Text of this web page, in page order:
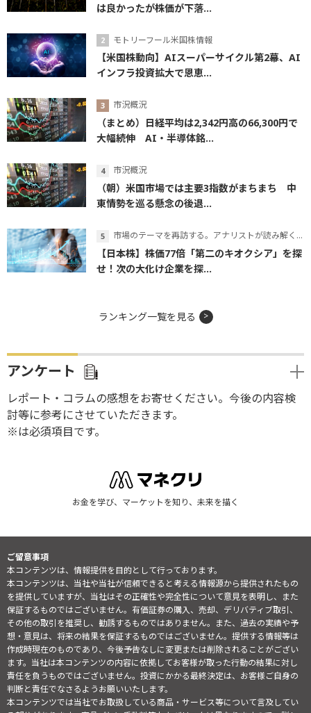
は良かったが株価が下落...
モトリーフール米国株情報
【米国株動向】AIスーパーサイクル第2幕、AI
インフラ投資拡大で恩恵...
市況概況
（まとめ）日経平均は2,342円高の66,300円で
大幅続伸 AI・半導体銘...
市況概況
（朝）米国市場では主要3指数がまちまち 中
東情勢を巡る懸念の後退...
市場のテーマを再訪する。アナリストが読み解くテーマの本質
【日本株】株価77倍「第二のキオクシア」を探
せ！次の大化け企業を探...
ランキング一覧を見る
アンケート
レポート・コラムの感想をお寄せください。今後の内容検
討等に参考にさせていただきます。
※は必須項目です。
お金を学び、マーケットを知り、未来を描く
ご留意事項
本コンテンツは、情報提供を目的として行っております。
本コンテンツは、当社や当社が信頼できると考える情報源から提供されたもの
を提供していますが、当社はその正確性や完全性について意見を表明し、また
保証するものではございません。有価証券の購入、売却、デリバティブ取引、
その他の取引を推奨し、勧誘するものではありません。また、過去の実績や予
想・意見は、将来の結果を保証するものではございません。提供する情報等は
作成時現在のものであり、今後予告なしに変更または削除されることがござい
ます。当社は本コンテンツの内容に依拠してお客様が取った行動の結果に対し
責任を負うものではございません。投資にかかる最終決定は、お客様ご自身の
判断と責任でなさるようお願いいたします。
本コンテンツでは当社でお取扱している商品・サービス等について言及してい